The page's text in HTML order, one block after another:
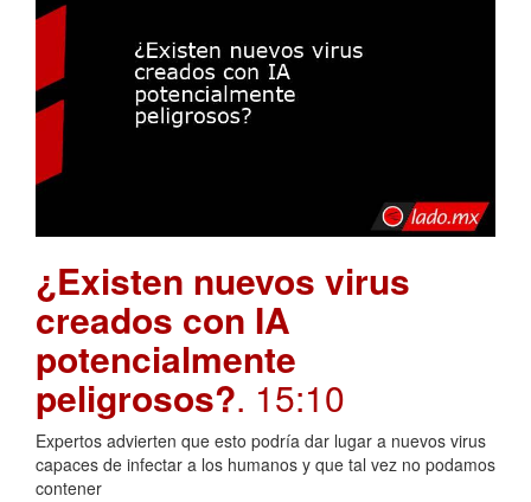
¿Existen nuevos virus
creados con IA
potencialmente
peligrosos?. 15:10
Expertos advierten que esto podría dar lugar a nuevos virus
capaces de infectar a los humanos y que tal vez no podamos
contener